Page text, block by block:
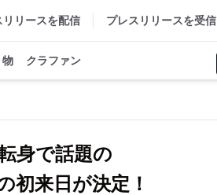
リリースを配信 プレスリリースを受信
物 クラファン
身で話題の
初来日が決定！